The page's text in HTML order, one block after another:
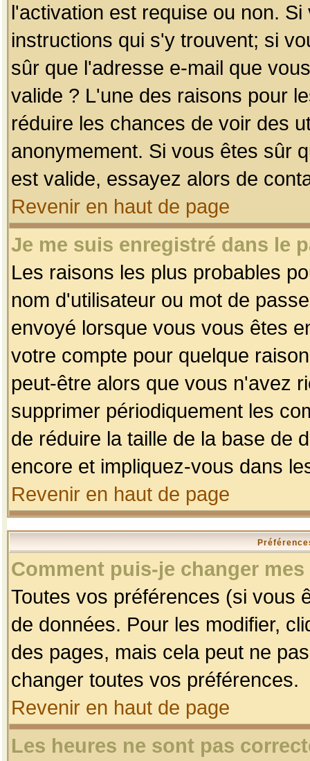
l'activation est requise ou non.
instructions qui s'y trouvent; si
sûr que l'adresse e-mail que
valide ? L'une des raisons pour
réduire les chances de voir des
anonymement. Si vous êtes sûr
est valide, essayez alors de
Revenir en haut de page
Je me suis enregistré dans le
Les raisons les plus probables
nom d'utilisateur ou mot de
envoyé lorsque vous vous êtes
votre compte pour quelque
peut-être alors que vous n'avez
supprimer périodiquement les
de réduire la taille de la base de
encore et impliquez-vous dans
Revenir en haut de page
Comment puis-je changer
Toutes vos préférences (si vous
de données. Pour les modifier,
des pages, mais cela peut ne
changer toutes vos préférences.
Revenir en haut de page
Les heures ne sont pas